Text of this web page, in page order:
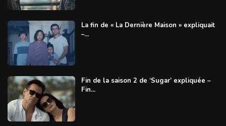
La fin de « La Dernière Maison » expliquait
–...
Fin de la saison 2 de ‘Sugar’ expliquée –
Fin...